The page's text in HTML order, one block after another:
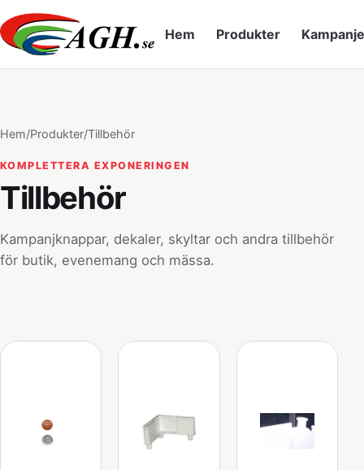
Hem Produkter
Hem/Produkter/Tillbehör
KOMPLETTERA EXPONERINGEN
Tillbehör
Kampanjknappar, dekaler, skyltar och andra tillbehör
för butik, evenemang och mässa.